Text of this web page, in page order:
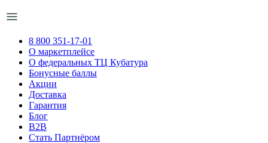
8 800 351-17-01
О маркетплейсе
О федеральных ТЦ Кубатура
Бонусные баллы
Акции
Доставка
Гарантия
Блог
B2B
Стать Партнёром